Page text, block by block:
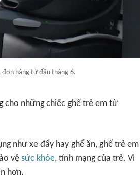
hàng từ đầu tháng 6.
cho những chiếc ghế trẻ em từ
như xe đẩy hay ghế ăn, ghế trẻ em
vệ sức khỏe, tính mạng của trẻ. Vì
hơn.